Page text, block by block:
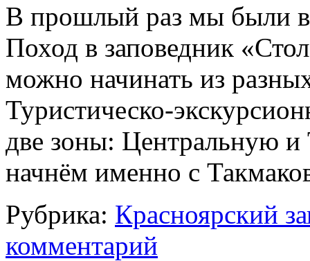
В прошлый раз мы были в
Поход в заповедник
можно начинать из
Туристическо-
две зоны: Центральную и
начнём именно с
Рубрика: Красноярский
комментарий